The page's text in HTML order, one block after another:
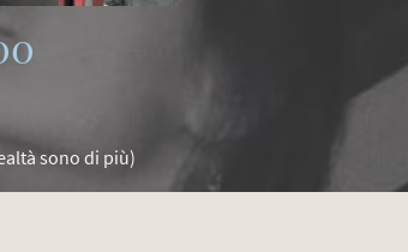
sono di più)